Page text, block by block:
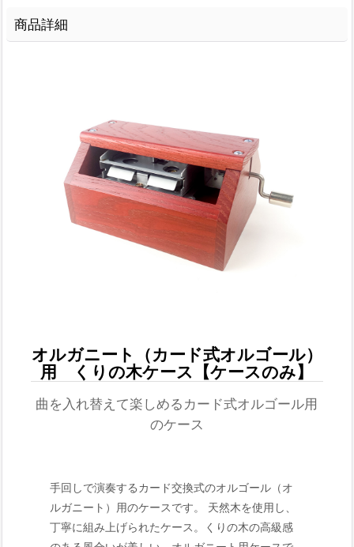
商品詳細
オルガニート（カード式オルゴール）
用 くりの木ケース【ケースのみ】
曲を入れ替えて楽しめるカード式オルゴール用
のケース
手回しで演奏するカード交換式のオルゴール（オ
ルガニート）用のケースです。 天然木を使用し、
丁寧に組み上げられたケース。くりの木の高級感